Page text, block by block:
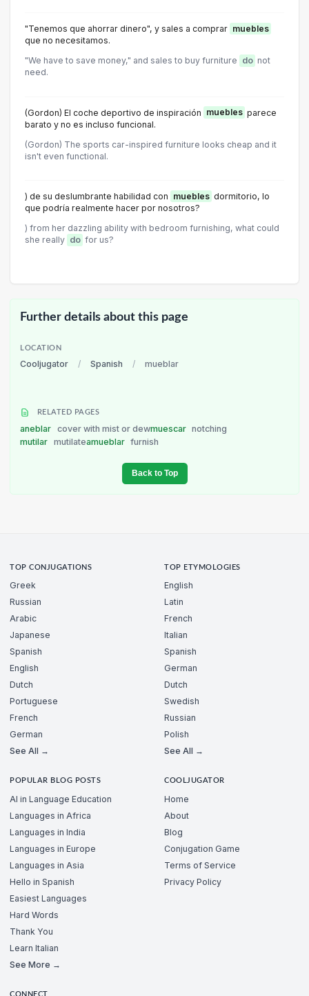
"Tenemos que ahorrar dinero", y sales a comprar muebles
que no necesitamos.
"We have to save money," and sales to buy furniture do not
need.
(Gordon) El coche deportivo de inspiración muebles parece
barato y no es incluso funcional.
(Gordon) The sports car-inspired furniture looks cheap and it
isn't even functional.
) de su deslumbrante habilidad con muebles dormitorio, lo
que podría realmente hacer por nosotros?
) from her dazzling ability with bedroom furnishing, what could
she really do for us?
Further details about this page
LOCATION
Cooljugator / Spanish / mueblar
RELATED PAGES
aneblar cover with mist or dewmuescar notching
mutilar mutilateamueblar furnish
Back to Top
TOP CONJUGATIONS
Greek
Russian
Arabic
Japanese
Spanish
English
Dutch
Portuguese
French
German
See All →
TOP ETYMOLOGIES
English
Latin
French
Italian
Spanish
German
Dutch
Swedish
Russian
Polish
See All →
POPULAR BLOG POSTS
AI in Language Education
Languages in Africa
Languages in India
Languages in Europe
Languages in Asia
Hello in Spanish
Easiest Languages
Hard Words
Thank You
Learn Italian
See More →
COOLJUGATOR
Home
About
Blog
Conjugation Game
Terms of Service
Privacy Policy
CONNECT